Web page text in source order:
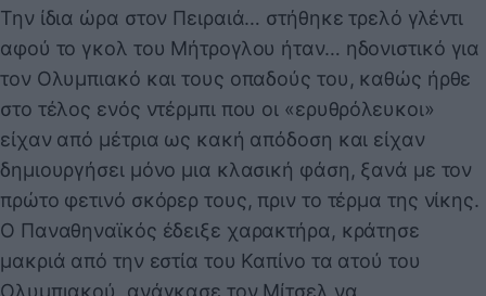
Την ίδια ώρα στον Πειραιά… στήθηκε τρελό γλέντι
αφού το γκολ του Μήτρογλου ήταν… ηδονιστικό για
τον Ολυμπιακό και τους οπαδούς του, καθώς ήρθε
στο τέλος ενός ντέρμπι που οι «ερυθρόλευκοι»
είχαν από μέτρια ως κακή απόδοση και είχαν
δημιουργήσει μόνο μια κλασική φάση, ξανά με τον
πρώτο φετινό σκόρερ τους, πριν το τέρμα της νίκης.
Ο Παναθηναϊκός έδειξε χαρακτήρα, κράτησε
μακριά από την εστία του Καπίνο τα ατού του
Ολυμπιακού, ανάγκασε τον Μίτσελ να